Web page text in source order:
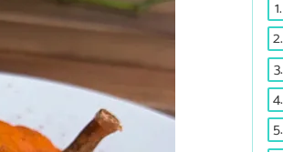
1.
2.
3.
4.
5.